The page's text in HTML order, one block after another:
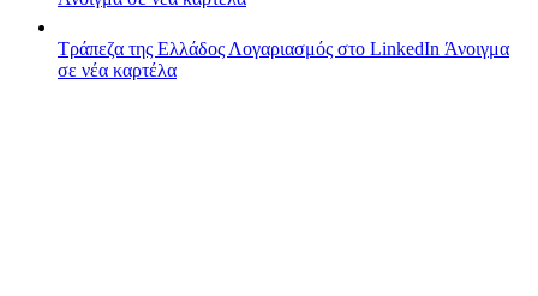
Τράπεζα της Ελλάδος Λογαριασμός στο LinkedIn Άνοιγμα
σε νέα καρτέλα